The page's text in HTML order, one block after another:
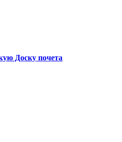
Доску почета